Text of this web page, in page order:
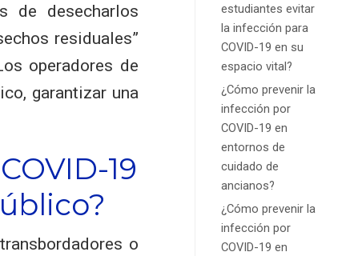
estudiantes evitar
la infección para
COVID-19 en su
espacio vital?
¿Cómo prevenir la
infección por
COVID-19 en
entornos de
cuidado de
ancianos?
¿Cómo prevenir la
infección por
COVID-19 en
de desecharlos
residuales”
operadores de
garantizar una
19
o